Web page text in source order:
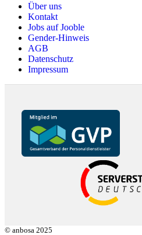
Über uns
Kontakt
Jobs auf Jooble
Gender-Hinweis
AGB
Datenschutz
Impressum
© anbosa 2025